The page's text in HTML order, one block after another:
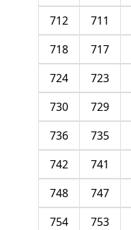
711
712
717
718
723
724
729
730
735
736
741
742
747
748
753
754